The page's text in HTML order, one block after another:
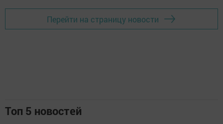
Перейти на страницу новости
Топ 5 новостей